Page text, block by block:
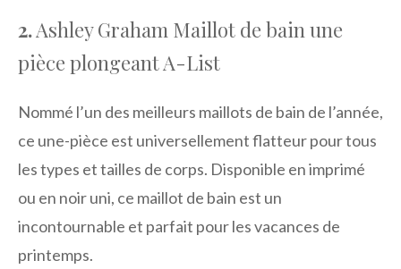
2.Ashley Graham Maillot de bain une
pièce plongeant A-List
Nommé l’un des meilleurs maillots de bain de l’année,
ce une-pièce est universellement flatteur pour tous
les types et tailles de corps. Disponible en imprimé
ou en noir uni, ce maillot de bain est un
incontournable et parfait pour les vacances de
printemps.